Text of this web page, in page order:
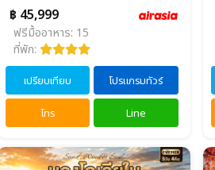
฿ 45,999
ฟรีมื้ออาหาร: 15
ที่พัก:
เปรียบเทียบ โปรแกรมทัวร์
โทร Line